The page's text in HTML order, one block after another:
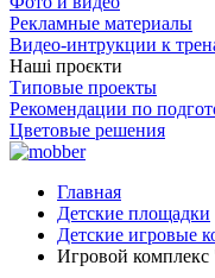
Рекламные материалы
Видео-интрукции к
Наші проєкти
Типовые проекты
Рекомендации по
Цветовые решения
Главная
Детские площадки
Детские игровые
Игровой